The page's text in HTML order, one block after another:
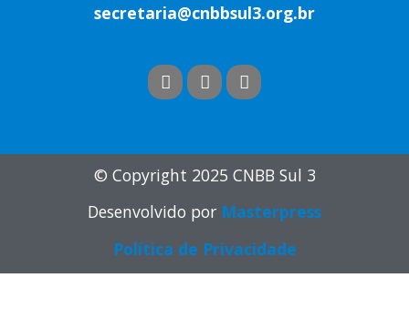
secretaria@cnbbsul3.org.br
© Copyright 2025 CNBB Sul 3
Desenvolvido por Masterpress
Política de Privacidade